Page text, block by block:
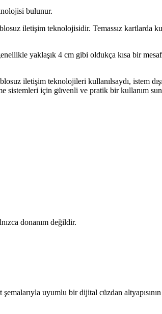
bulunur.
iletişim teknolojisidir. Temassız kartlarda
yaklaşık 4 cm gibi oldukça kısa bir
iletişim teknolojileri kullanılsaydı, istem
sistemleri için güvenli ve pratik bir kullanım
donanım değildir.
uyumlu bir dijital cüzdan